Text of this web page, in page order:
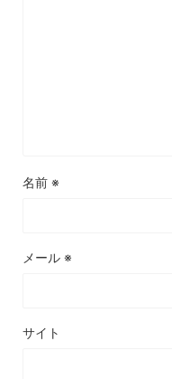
名前 ※
メール ※
サイト